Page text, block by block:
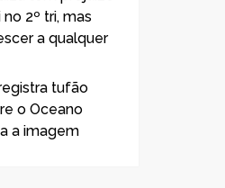
2º tri, mas
a qualquer
tufão
o Oceano
a imagem